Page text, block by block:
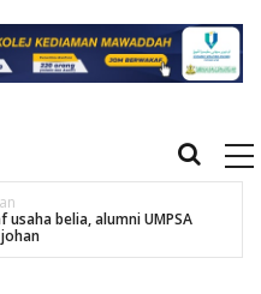
belia, alumni UMPSA